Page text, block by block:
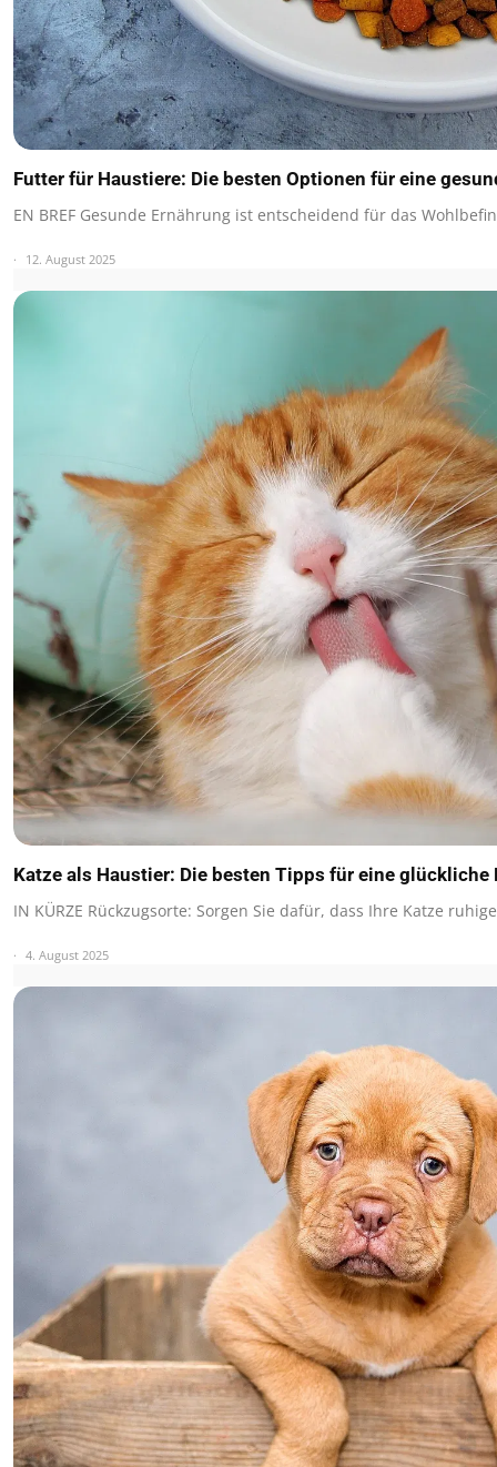
Futter für Haustiere: Die besten Optionen für eine
EN BREF Gesunde Ernährung ist entscheidend für das
12. August 2025
Katze als Haustier: Die besten Tipps für eine glückliche
IN KÜRZE Rückzugsorte: Sorgen Sie dafür, dass Ihre Katze
4. August 2025